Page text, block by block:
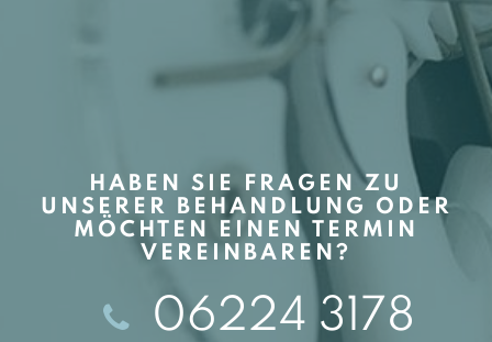
HABEN SIE FRAGEN ZU
UNSERER BEHANDLUNG ODER
MÖCHTEN EINEN TERMIN
VEREINBAREN?
06224 3178